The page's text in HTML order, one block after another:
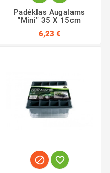
Padėklas Augalams
"Mini" 35 X 15cm
6,23 €
 